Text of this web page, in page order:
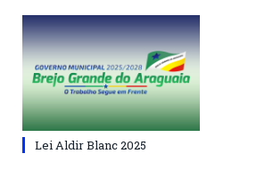
Lei Aldir Blanc 2025